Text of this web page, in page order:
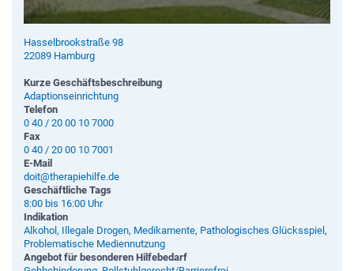
Hasselbrookstraße 98
22089 Hamburg
Kurze Geschäftsbeschreibung
Adaptionseinrichtung
Telefon
0 40 / 20 00 10 7000
Fax
0 40 / 20 00 10 7001
E-Mail
doit@therapiehilfe.de
Geschäftliche Tags
8:00 bis 16:00 Uhr
Indikation
Alkohol, Illegale Drogen, Medikamente, Pathologisches Glücksspiel,
Problematische Mediennutzung
Angebot für besonderen Hilfebedarf